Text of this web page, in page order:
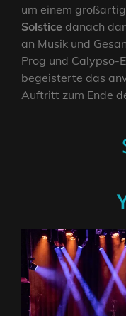
um einem
Solstice danach
an Musik und
Prog und Calypso-
begeisterte das
Auftritt zum Ende